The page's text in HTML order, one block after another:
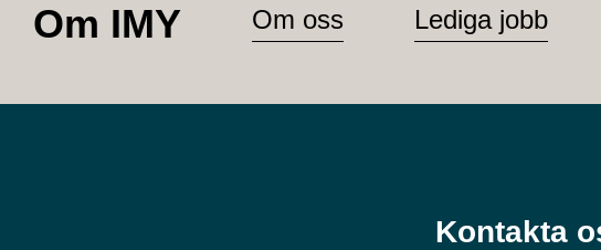
Om IMY Om oss Lediga jobb
Kontakta